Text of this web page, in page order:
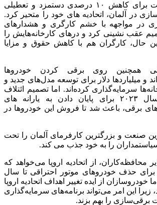
شرکت، با درخواست برای کاهش ۱۰ درصدی دستمزد و تعطیلی
در آلمان، اتحادیه های خود را متحیر کرد.
در مواجهه با خشم کارگری و هشدارهای
عقب نشینی کرد و درهای کارخانه‌هایش را
حال، کارگران هم با کاهش حقوق و مزایا
همچنین روی برقی کردن خودروها
و میلیاردها دلار برای توسعه مدل‌های جدید و
سرمایه‌گذاری کرده‌اند. اما تصمیم ائتلاف
شولتز در اواخر سال ۲۰۲۳ برای پایان دادن به یارانه های
برقی، باعث شد تا فروش این خودروها در
صنعت و بزرگترین کارفرمای آلمان را تحت
را به خود جذب می کند.
محافظه‌کاران، از اتحادیه اروپا می‌خواهد که
برای حذف خودروهای موتور احتراقی تا سال
اما خودروسازان از ایده تغییر اهداف اتحادیه اروپا
این امر می‌تواند برنامه‌های سرمایه‌گذاری
برقی‌سازی را بهم بزند.